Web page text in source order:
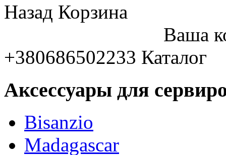
Назад Корзина
Ваша
+380686502233 Каталог
Аксессуары для
Bisanzio
Madagascar